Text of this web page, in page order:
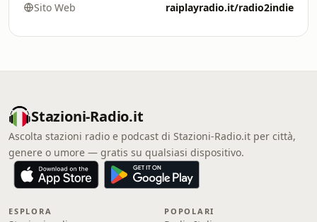
Sito Web raiplayradio.it/radio2indie
Stazioni-Radio.it
Ascolta stazioni radio e podcast di Stazioni-Radio.it per città,
genere o umore — gratis su qualsiasi dispositivo.
ESPLORA POPOLARI